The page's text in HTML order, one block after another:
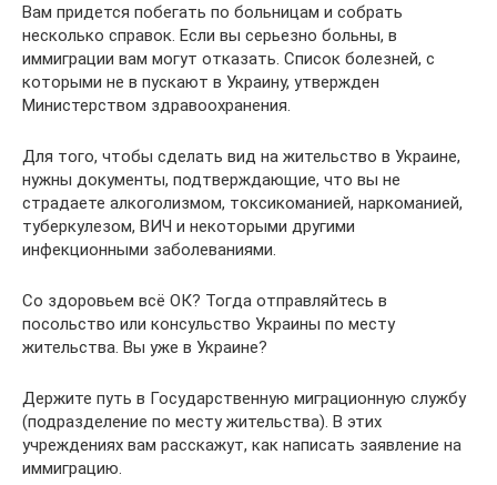
Вам придется побегать по больницам и собрать
несколько справок. Если вы серьезно больны, в
иммиграции вам могут отказать. Список болезней, с
которыми не в пускают в Украину, утвержден
Министерством здравоохранения.
Для того, чтобы сделать вид на жительство в Украине,
нужны документы, подтверждающие, что вы не
страдаете алкоголизмом, токсикоманией, наркоманией,
туберкулезом, ВИЧ и некоторыми другими
инфекционными заболеваниями.
Со здоровьем всё ОК? Тогда отправляйтесь в
посольство или консульство Украины по месту
жительства. Вы уже в Украине?
Держите путь в Государственную миграционную службу
(подразделение по месту жительства). В этих
учреждениях вам расскажут, как написать заявление на
иммиграцию.